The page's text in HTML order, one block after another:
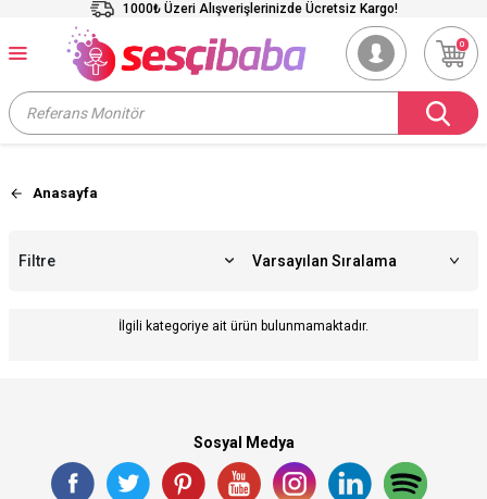
1000₺ Üzeri Alışverişlerinizde Ücretsiz Kargo!
0
Anasayfa
Filtre
İlgili kategoriye ait ürün bulunmamaktadır.
Sosyal Medya